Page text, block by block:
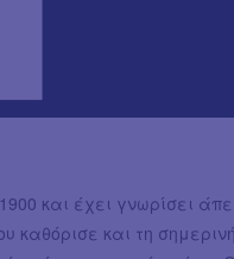
και έχει γνωρίσει
και τη σημερινή